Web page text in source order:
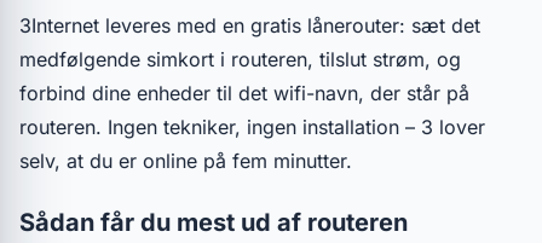
3Internet leveres med en gratis lånerouter: sæt det
medfølgende simkort i routeren, tilslut strøm, og
forbind dine enheder til det wifi-navn, der står på
routeren. Ingen tekniker, ingen installation – 3 lover
selv, at du er online på fem minutter.
Sådan får du mest ud af routeren